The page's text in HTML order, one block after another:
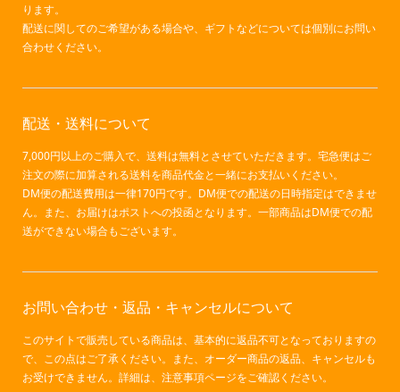
ります。
配送に関してのご希望がある場合や、ギフトなどについては個別にお問い
合わせください。
配送・送料について
7,000円以上のご購入で、送料は無料とさせていただきます。宅急便はご
注文の際に加算される送料を商品代金と一緒にお支払いください。
DM便の配送費用は一律170円です。DM便での配送の日時指定はできませ
ん。また、お届けはポストへの投函となります。一部商品はDM便での配
送ができない場合もございます。
お問い合わせ・返品・キャンセルについて
このサイトで販売している商品は、基本的に返品不可となっておりますの
で、この点はご了承ください。また、オーダー商品の返品、キャンセルも
お受けできません。詳細は、注意事項ページをご確認ください。